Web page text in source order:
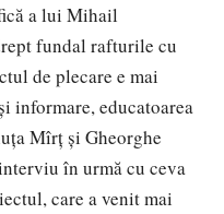
a lui Mihail
fundal rafturile cu
de plecare e mai
informare, educatoarea
Mîrţ şi Gheorghe
în urmă cu ceva
care a venit mai